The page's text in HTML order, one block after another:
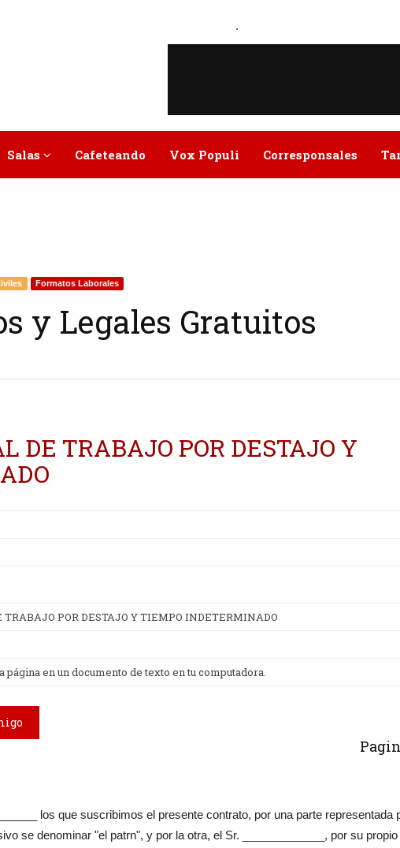
.
Salas Cafeteando Vox Populi Corresponsales
Formatos Laborales
y Legales Gratuitos
DE TRABAJO POR DESTAJO Y
POR DESTAJO Y TIEMPO INDETERMINADO
página en un documento de texto en tu computadora.
los que suscribimos el presente contrato, por una parte representada
se denominar "el patrn", y por la otra, el Sr. _____________, por su propio